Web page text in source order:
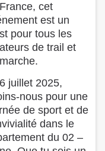
cet
est un
pour tous les
de trail et
juillet 2025,
nous pour une
de sport et de
dans le
du 02 –